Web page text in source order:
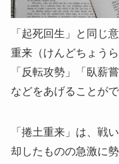
「起死回生」と同じ
重来（けんどちょう
「反転攻勢」「臥薪
などをあげることがで
「捲土重来」は、戦
却したものの急激に